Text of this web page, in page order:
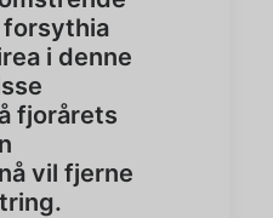
forsythia
i denne
fjorårets
vil fjerne